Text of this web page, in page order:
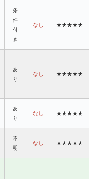
条
件
付
き
なし ★★★★★
あ
り
なし ★★★★★
あ
り
なし ★★★★★
不
明
なし ★★★★★